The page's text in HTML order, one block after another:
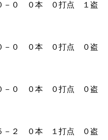
０本 ０打点 １盗
０本 ０打点 ０盗
０本 ０打点 ０盗
０本 １打点 ０盗